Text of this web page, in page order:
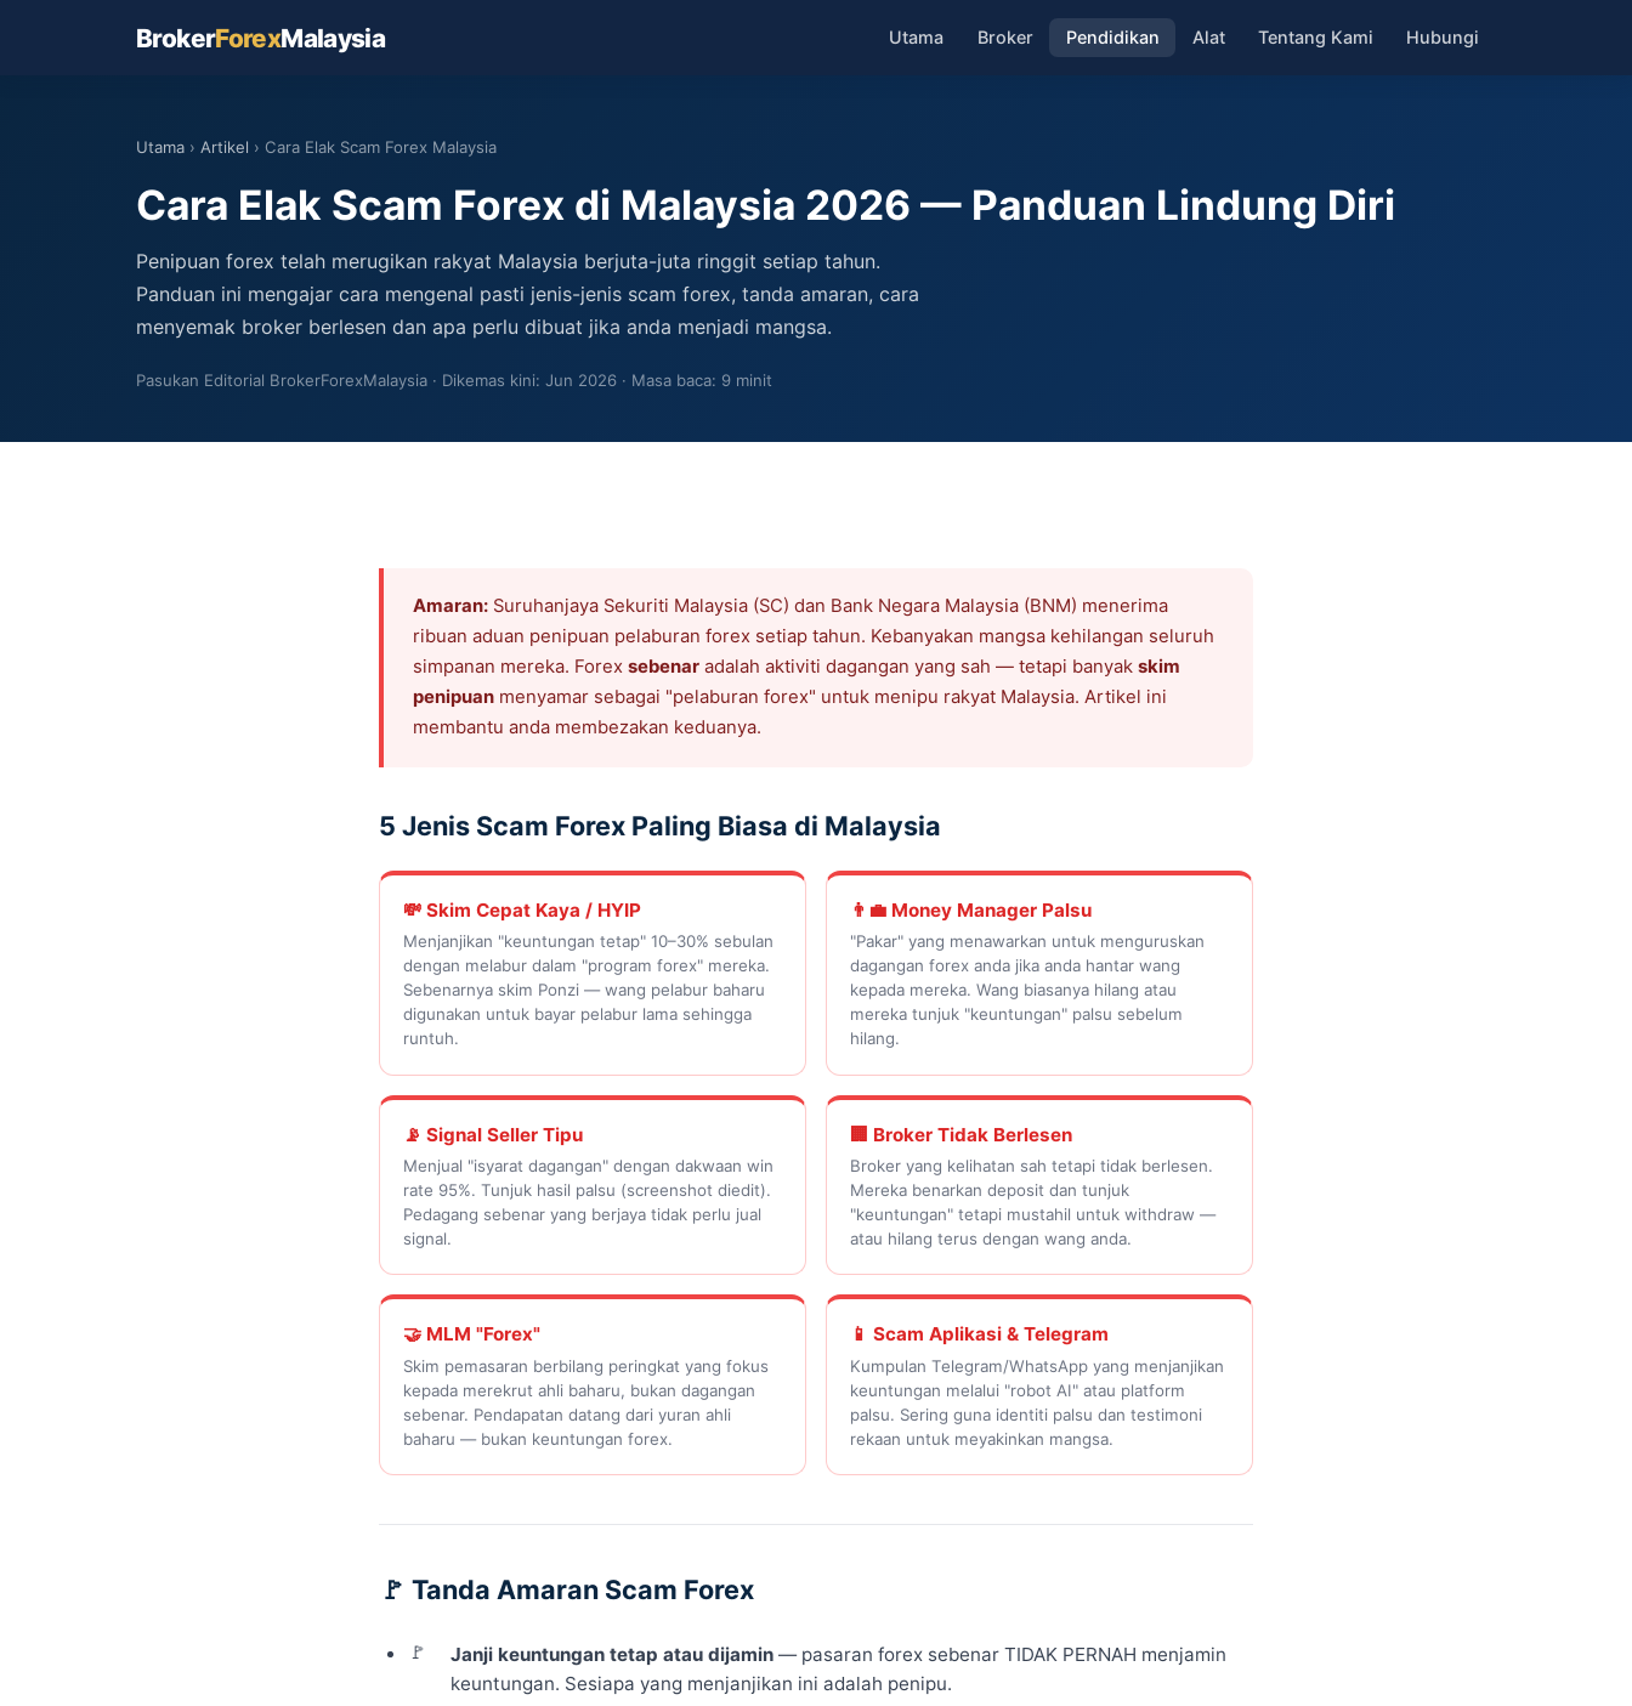
BrokerForexMalaysia Utama Broker Pendidikan Alat Tentang Kami Hubungi
Utama › Artikel › Cara Elak Scam Forex Malaysia
Cara Elak Scam Forex di Malaysia 2026 — Panduan Lindung Diri
Penipuan forex telah merugikan rakyat Malaysia berjuta-juta ringgit setiap tahun.
Panduan ini mengajar cara mengenal pasti jenis-jenis scam forex, tanda amaran, cara
menyemak broker berlesen dan apa perlu dibuat jika anda menjadi mangsa.
Pasukan Editorial BrokerForexMalaysia Dikemas kini: Jun 2026 Masa baca: 9 minit
Amaran: Suruhanjaya Sekuriti Malaysia (SC) dan Bank Negara Malaysia (BNM) menerima
ribuan aduan penipuan pelaburan forex setiap tahun. Kebanyakan mangsa kehilangan seluruh
simpanan mereka. Forex sebenar adalah aktiviti dagangan yang sah — tetapi banyak skim
penipuan menyamar sebagai "pelaburan forex" untuk menipu rakyat Malaysia. Artikel ini
membantu anda membezakan keduanya.
5 Jenis Scam Forex Paling Biasa di Malaysia
💸 Skim Cepat Kaya / HYIP
Menjanjikan "keuntungan tetap" 10–30% sebulan
dengan melabur dalam "program forex" mereka.
Sebenarnya skim Ponzi — wang pelabur baharu
digunakan untuk bayar pelabur lama sehingga
runtuh.
👨‍💼 Money Manager Palsu
"Pakar" yang menawarkan untuk menguruskan
dagangan forex anda jika anda hantar wang
kepada mereka. Wang biasanya hilang atau
mereka tunjuk "keuntungan" palsu sebelum
hilang.
📡 Signal Seller Tipu
Menjual "isyarat dagangan" dengan dakwaan win
rate 95%. Tunjuk hasil palsu (screenshot diedit).
Pedagang sebenar yang berjaya tidak perlu jual
signal.
🏢 Broker Tidak Berlesen
Broker yang kelihatan sah tetapi tidak berlesen.
Mereka benarkan deposit dan tunjuk
"keuntungan" tetapi mustahil untuk withdraw —
atau hilang terus dengan wang anda.
🤝 MLM "Forex"
Skim pemasaran berbilang peringkat yang fokus
kepada merekrut ahli baharu, bukan dagangan
sebenar. Pendapatan datang dari yuran ahli
baharu — bukan keuntungan forex.
📱 Scam Aplikasi & Telegram
Kumpulan Telegram/WhatsApp yang menjanjikan
keuntungan melalui "robot AI" atau platform
palsu. Sering guna identiti palsu dan testimoni
rekaan untuk meyakinkan mangsa.
🚩 Tanda Amaran Scam Forex
Janji keuntungan tetap atau dijamin — pasaran forex sebenar TIDAK PERNAH menjamin
keuntungan. Sesiapa yang menjanjikan ini adalah penipu.